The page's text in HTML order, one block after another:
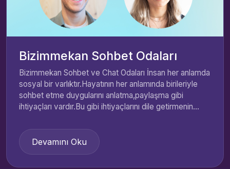
Bizimmekan Sohbet Odaları
Bizimmekan Sohbet ve Chat Odaları İnsan her anlamda
sosyal bir varlıktır.Hayatının her anlamında birileriyle
sohbet etme duygularını anlatma,paylaşma gibi
ihtiyaçları vardır.Bu gibi ihtiyaçlarını dile getirmenin...
Devamını Oku